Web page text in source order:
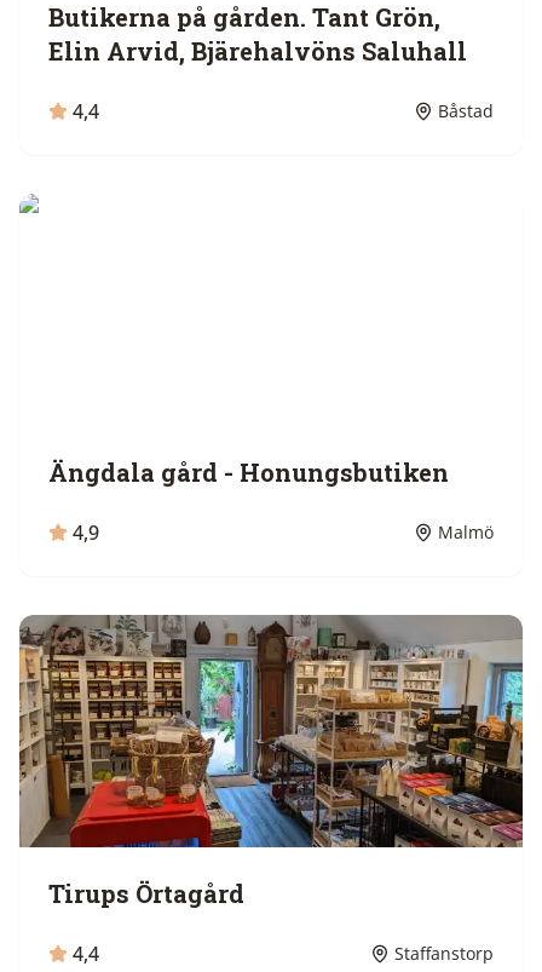
Butikerna på gården. Tant Grön,
Elin Arvid, Bjärehalvöns Saluhall
4,4 Båstad
Ängdala gård - Honungsbutiken
4,9 Malmö
Tirups Örtagård
4,4 Staffanstorp